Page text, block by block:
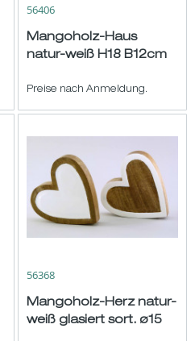
56406
Mangoholz-Haus
natur-weiß H18 B12cm
Preise nach Anmeldung.
56368
Mangoholz-Herz natur-
weiß glasiert sort. ø15